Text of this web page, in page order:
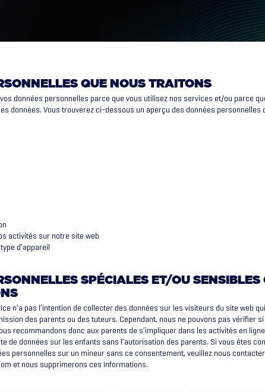
QUE NOUS TRAITONS
données personnelles parce que vous utilisez nos services et/ou parce
données. Vous trouverez ci-dessous un aperçu des données personnelles
activités sur notre site web
d’appareil
SPÉCIALES ET/OU SENSIBLES
n’a pas l’intention de collecter des données sur les visiteurs du site web
des parents ou des tuteurs. Cependant, nous ne pouvons pas vérifier
recommandons donc aux parents de s’impliquer dans les activités en
de données sur les enfants sans l’autorisation des parents. Si vous êtes
personnelles sur un mineur sans ce consentement, veuillez nous contacter
et nous supprimerons ces informations.